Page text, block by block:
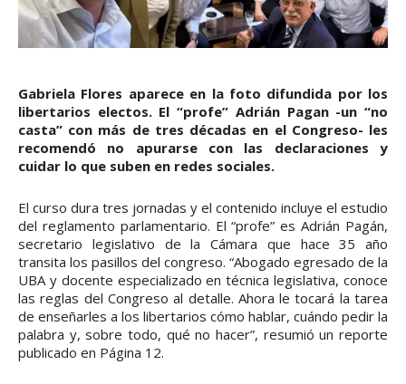
Gabriela Flores aparece en la foto difundida por los
libertarios electos. El “profe” Adrián Pagan -un “no
casta” con más de tres décadas en el Congreso- les
recomendó no apurarse con las declaraciones y
cuidar lo que suben en redes sociales.
El curso dura tres jornadas y el contenido incluye el estudio
del reglamento parlamentario. El “profe” es Adrián Pagán,
secretario legislativo de la Cámara que hace 35 año
transita los pasillos del congreso. “Abogado egresado de la
UBA y docente especializado en técnica legislativa, conoce
las reglas del Congreso al detalle. Ahora le tocará la tarea
de enseñarles a los libertarios cómo hablar, cuándo pedir la
palabra y, sobre todo, qué no hacer”, resumió un reporte
publicado en Página 12.